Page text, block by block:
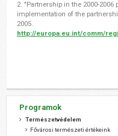
2. "Partnership in the 2000-
implementation of the
2005.
http://europa.eu.int/comm/
Programok
Természetvédelem
Fővárosi természeti értékeink